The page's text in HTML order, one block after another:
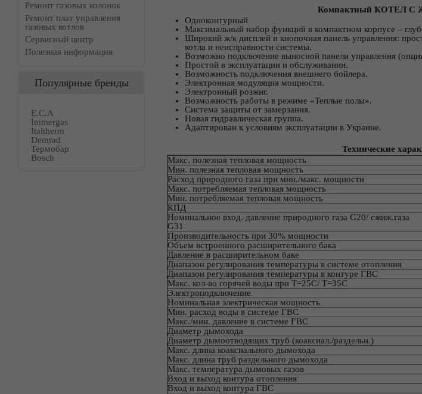
Ремонт газовых колонок
Ремонт плат управления
газовых котлов
Сервисный центр
Полезная информация
Популярные бренды
E.C.A
Immergas
Italtherm
Demrad
Термобар
Bosch
Компактный КОТЕЛ
Одноконтурный
Максимальный набор функций в компактном корпусе –
Широкий ж/к дисплей и кнопочная панель управления:
котла и неисправности системы.
Возможно подключение выносной панели управления
Простой в эксплуатации и обслуживании.
Возможность подключения внешнего бойлера.
Электронная модуляция мощности.
Электронный розжиг.
Возможность работы в режиме «Теплые полы».
Система защиты от замерзания.
Новая гидравлическая группа.
Адаптирован к условиям эксплуатации в Украине.
Технические
Макс. полезная тепловая мощность
Мин. полезная тепловая мощность
Расход природного газа при мин./макс. мощности
Макс. потребляемая тепловая мощность
Мин. потребляемая тепловая мощность
КПД
Номинальное вход. давление природного газа G20/ сжиж.газа
G31
Производительность при 30% мощности
Объем встроенного расширительного бака
Давление в расширительном баке
Диапазон регулирования температуры в системе отопления
Диапазон регулирования температуры в контуре ГВС
Макс. кол-во горячей воды при Т=25С/ Т=35С
Электроподключение
Номинальная электрическая мощность
Мин. расход воды в системе ГВС
Макс./мин. давление в системе ГВС
Диаметр дымохода
Диаметр дымоотводящих труб (коаксиал./раздельн.)
Макс. длина коаксиального дымохода
Макс. длина труб раздельного дымохода
Макс. температура дымовых газов
Вход и выход контура отопления
Вход и выход контура ГВС